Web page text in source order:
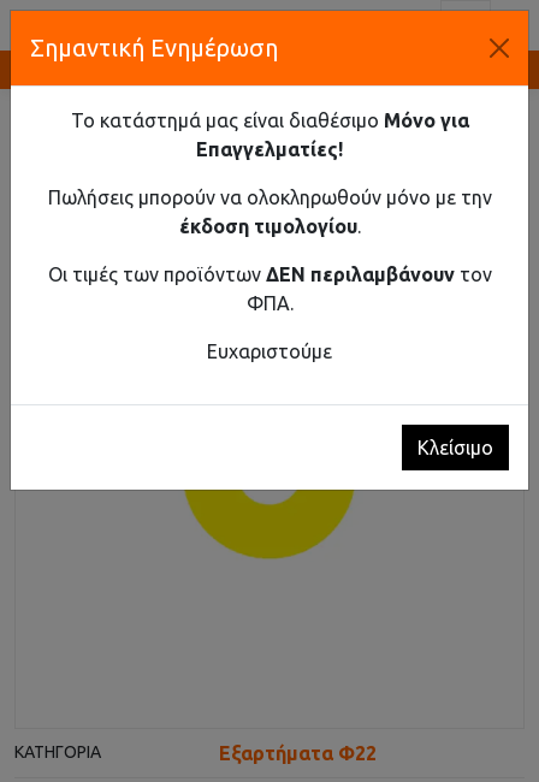
ΑΡΧΙΚΉ
ΒΙΟΜΗΧΑΝΙΚΌ ΥΛΙΚΌ
ΕΞΑΡΤΉΜΑΤΑ Φ22
ΑΥΤΟΚΌΛΛΗΤΟ STOP ΈΚΤΑΚΤΗΣ ΑΝΆΓΚΗΣ, 60MM, ΚΕΝΉ
Αυτοκόλλητο stop έκτακτης ανάγκης, 60mm,
κενή
ΚΑΤΗΓΟΡΊΑ Εξαρτήματα Φ22
Σημαντική Ενημέρωση
Το κατάστημά μας είναι διαθέσιμο Μόνο για
Επαγγελματίες!
Πωλήσεις μπορούν να ολοκληρωθούν μόνο με την
έκδοση τιμολογίου.
Οι τιμές των προϊόντων ΔΕΝ περιλαμβάνουντον
ΦΠΑ.
Ευχαριστούμε
Κλείσιμο